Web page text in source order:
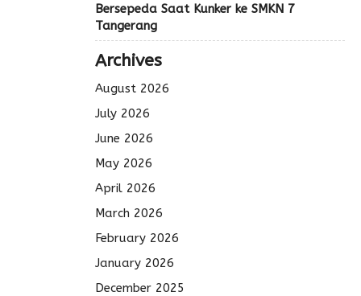
Bersepeda Saat Kunker ke SMKN 7
Tangerang
Archives
August 2026
July 2026
June 2026
May 2026
April 2026
March 2026
February 2026
January 2026
December 2025